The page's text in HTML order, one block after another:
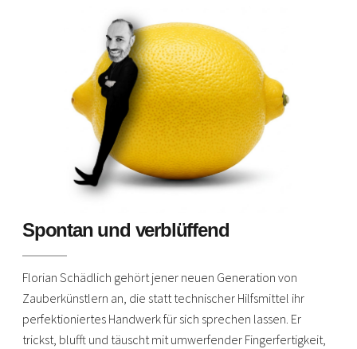
Spontan und verblüffend
Florian Schädlich gehört jener neuen Generation von
Zauberkünstlern an, die statt technischer Hilfsmittel ihr
perfektioniertes Handwerk für sich sprechen lassen. Er
trickst, blufft und täuscht mit umwerfender Fingerfertigkeit,